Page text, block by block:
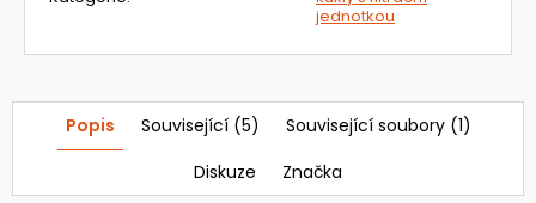
jednotkou
Popis Související (5)
Související soubory (1)
Diskuze
Značka
Původně:
Kč